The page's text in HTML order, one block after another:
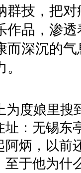
群技，把
作品，渗
而深沉的
娘里搜到
址：无锡东
阿炳，以前
至于他为什